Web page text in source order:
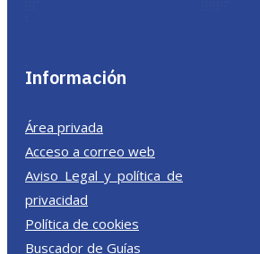
Información
Área privada
Acceso a correo web
Aviso Legal y política de
privacidad
Política de cookies
Buscador de Guías